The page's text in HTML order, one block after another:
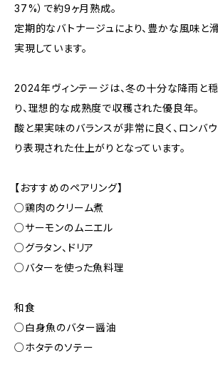
37%）で約9ヶ月熟成。
定期的なバトナージュにより、豊かな風味と
実現しています。
2024年ヴィンテージは、冬の十分な降雨と
り、理想的な成熟度で収穫された優良年。
酸と果実味のバランスが非常に良く、ロンバ
り表現された仕上がりとなっています。
【おすすめのペアリング】
○鶏肉のクリーム煮
○サーモンのムニエル
○グラタン、ドリア
○バターを使った魚料理
和食
○白身魚のバター醤油
○ホタテのソテー